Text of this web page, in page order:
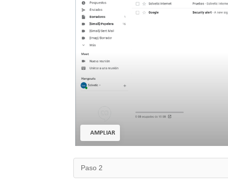
AMPLIAR
Paso 2